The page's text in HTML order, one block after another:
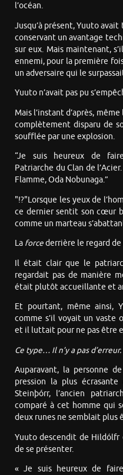
l’océan.
Jusqu’à présent, Yuuto
conservant un avantage
sur eux. Mais maintenant,
ennemi, pour la première
un adversaire qui le
Yuuto n’avait pas pu
Mais l’instant d’après,
complètement disparu de
soufflée par une explosion.
“Je suis heureux de
Patriarche du Clan de
Flamme, Oda Nobunaga.”
"!?"Lorsque les yeux de
ce dernier sentit son cœur
comme un marteau
La forcederrière le regard
Il était clair que le
regardait pas de manière
était plutôt accueillante et
Et pourtant, même ainsi,
comme s’il voyait un vaste
et il luttait pour ne pas être
Ce type… Il n’y a pas
Auparavant, la personne
pression la plus
Steinþórr, l’ancien
comparé à cet homme qui
deux runes ne semblait plus
Yuuto descendit de
de se présenter.
« Je suis heureux de